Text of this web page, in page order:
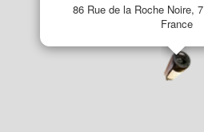
86 Rue de la Roche Noire,
France